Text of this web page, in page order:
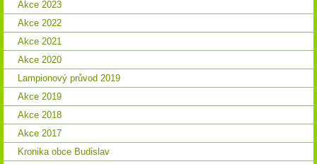
Akce 2023
Akce 2022
Akce 2021
Akce 2020
Lampionový průvod 2019
Akce 2019
Akce 2018
Akce 2017
Kronika obce Budislav